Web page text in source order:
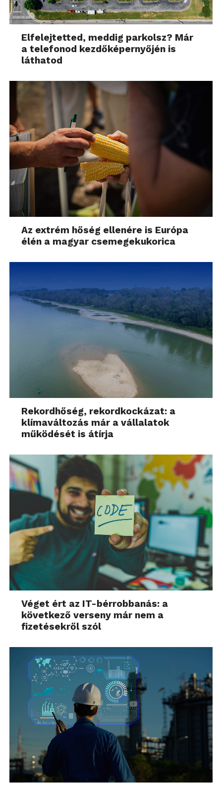
Elfelejtetted, meddig parkolsz? Már
a telefonod kezdőképernyőjén is
láthatod
Az extrém hőség ellenére is Európa
élén a magyar csemegekukorica
Rekordhőség, rekordkockázat: a
klímaváltozás már a vállalatok
működését is átírja
Véget ért az IT-bérrobbanás: a
következő verseny már nem a
fizetésekről szól